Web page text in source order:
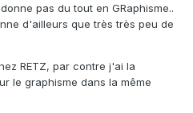
pas du tout en GRaphisme..
d'ailleurs que très très peu de
RETZ, par contre j'ai la
le graphisme dans la même